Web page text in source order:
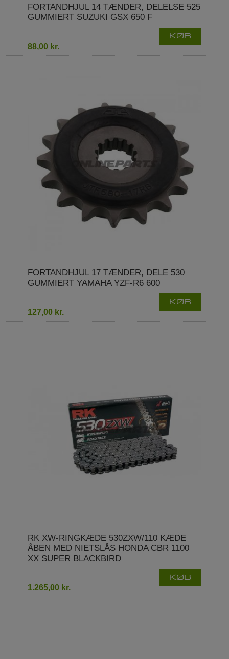
FORTANDHJUL 14 TÆNDER, DELELSE 525
GUMMIERT SUZUKI GSX 650 F
88,00 kr.
KØB
FORTANDHJUL 17 TÆNDER, DELE 530
GUMMIERT YAMAHA YZF-R6 600
127,00 kr.
KØB
RK XW-RINGKÆDE 530ZXW/110 KÆDE
ÅBEN MED NIETSLÅS HONDA CBR 1100
XX SUPER BLACKBIRD
1.265,00 kr.
KØB